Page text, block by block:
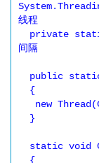
线程
间隔